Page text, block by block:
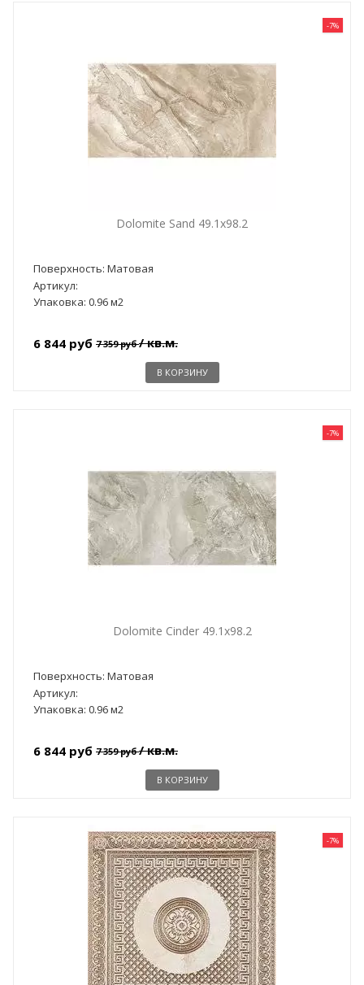
-7%
Dolomite Sand 49.1x98.2
Поверхность: Матовая
Артикул:
Упаковка: 0.96 м2
6 844 руб 7 359 руб/ кв.м.
В КОРЗИНУ
-7%
Dolomite Cinder 49.1x98.2
Поверхность: Матовая
Артикул:
Упаковка: 0.96 м2
6 844 руб 7 359 руб/ кв.м.
В КОРЗИНУ
-7%